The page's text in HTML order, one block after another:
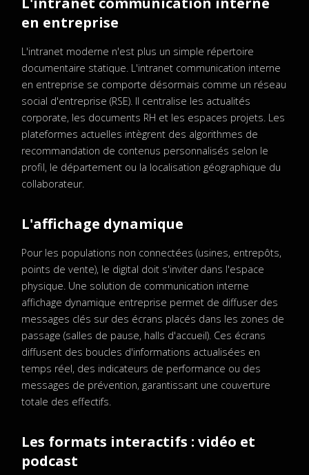
en entreprise
L'intranet moderne n'est plus un simple répertoire
documentaire statique. L'intranet communication interne
en entreprise se comporte désormais comme un réseau
social d'entreprise (RSE). Il centralise les actualités
corporate, les documents RH et les espaces projets. Les
plateformes actuelles intègrent des algorithmes de
recommandation de contenus personnalisés selon le
profil, le département ou la localisation géographique du
collaborateur.
L'affichage dynamique
Pour les populations non connectées (usines, entrepôts,
points de vente), le digital doit s'inviter dans l'espace
physique. Une solution de communication interne
affichage dynamique entreprise permet de diffuser des
messages clés sur des écrans placés dans les zones de
passage (salles de pause, halls d'accueil). Ces écrans
diffusent des boucles d'informations actualisées en
temps réel, des indicateurs de performance ou des
messages de prévention, garantissant une couverture
totale des effectifs.
Les formats interactifs : vidéo et
podcast